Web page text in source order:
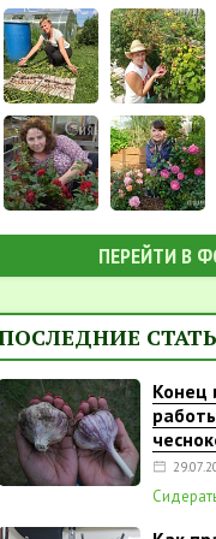
ПЕРЕЙТИ В
Конец